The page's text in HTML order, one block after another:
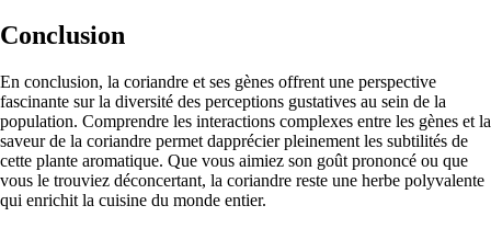
Conclusion
En conclusion, la coriandre et ses gènes offrent une perspective
fascinante sur la diversité des perceptions gustatives au sein de la
population. Comprendre les interactions complexes entre les gènes et la
saveur de la coriandre permet dapprécier pleinement les subtilités de
cette plante aromatique. Que vous aimiez son goût prononcé ou que
vous le trouviez déconcertant, la coriandre reste une herbe polyvalente
qui enrichit la cuisine du monde entier.